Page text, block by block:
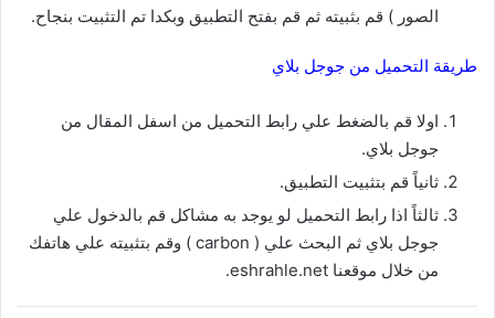
الصور ) قم بثبيته ثم قم بفتح التطبيق وبكدا تم التثبيت بنجاح.
طريقة التحميل من جوجل بلاي
اولا قم بالضغط علي رابط التحميل من اسفل المقال من
جوجل بلاي.
ثانياً قم بتثبيت التطبيق.
ثالثاً اذا رابط التحميل لو يوجد به مشاكل قم بالدخول علي
جوجل بلاي ثم البحث علي ( carbon ) وقم بتثبيته علي هاتفك
من خلال موقعنا eshrahle.net.